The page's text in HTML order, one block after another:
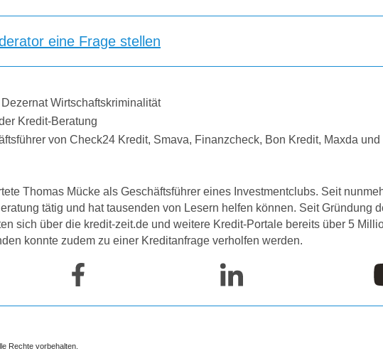
eine Frage stellen
Wirtschaftskriminalität
Kredit-Beratung
von Check24 Kredit, Smava, Finanzcheck, Bon Kredit, Maxda
Thomas Mücke als Geschäftsführer eines Investmentclubs. Seit
tätig und hat tausenden von Lesern helfen können. Seit Gründung
sich über die kredit-zeit.de und weitere Kredit-Portale bereits über 5
konnte zudem zu einer Kreditanfrage verholfen werden.
Rechte vorbehalten.